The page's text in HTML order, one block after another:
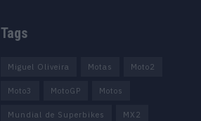
Tags
Miguel Oliveira Motas Moto2
Moto3 MotoGP Motos
Mundial de Superbikes MX2